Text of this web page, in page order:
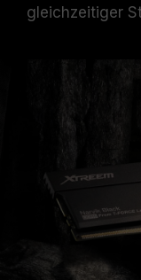
gleichzeitiger